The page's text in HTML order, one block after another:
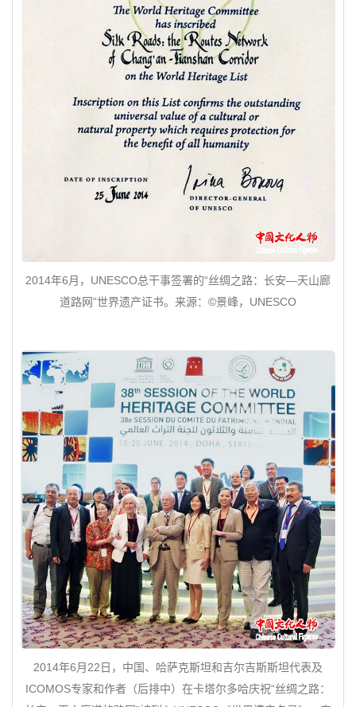
2014年6月，UNESCO总干事签署的“丝绸之路：长安—天山廊
道路网”世界遗产证书。来源：©景峰，UNESCO
2014年6月22日，中国、哈萨克斯坦和吉尔吉斯斯坦代表及
ICOMOS专家和作者（后排中）在卡塔尔多哈庆祝“丝绸之路：